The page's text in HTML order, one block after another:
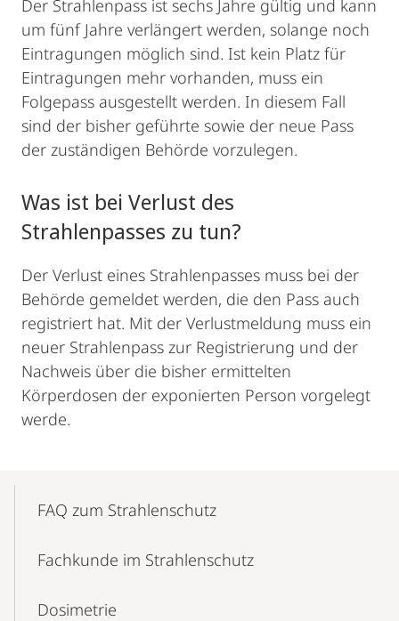
Der Strahlenpass ist sechs Jahre gültig und kann
um fünf Jahre verlängert werden, solange noch
Eintragungen möglich sind. Ist kein Platz für
Eintragungen mehr vorhanden, muss ein
Folgepass ausgestellt werden. In diesem Fall
sind der bisher geführte sowie der neue Pass
der zuständigen Behörde vorzulegen.
Was ist bei Verlust des
Strahlenpasses zu tun?
Der Verlust eines Strahlenpasses muss bei der
Behörde gemeldet werden, die den Pass auch
registriert hat. Mit der Verlustmeldung muss ein
neuer Strahlenpass zur Registrierung und der
Nachweis über die bisher ermittelten
Körperdosen der exponierten Person vorgelegt
werde.
NavigationFAQ zum Strahlenschutz
Fachkunde im Strahlenschutz
Dosimetrie